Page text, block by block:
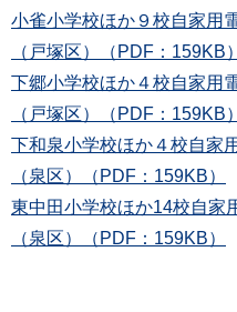
小雀小学校ほか９校自家用
（戸塚区）（PDF：159KB）
下郷小学校ほか４校自家用
（戸塚区）（PDF：159KB）
下和泉小学校ほか４校自家
（泉区）（PDF：159KB）
東中田小学校ほか14校自家
（泉区）（PDF：159KB）